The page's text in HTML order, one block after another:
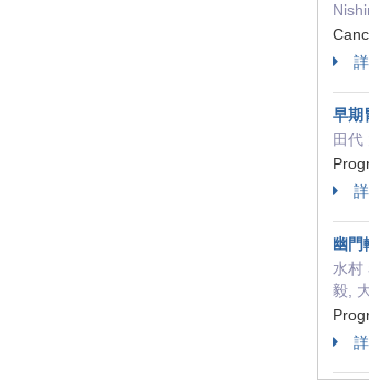
早期
田代
幽門
水村
毅,